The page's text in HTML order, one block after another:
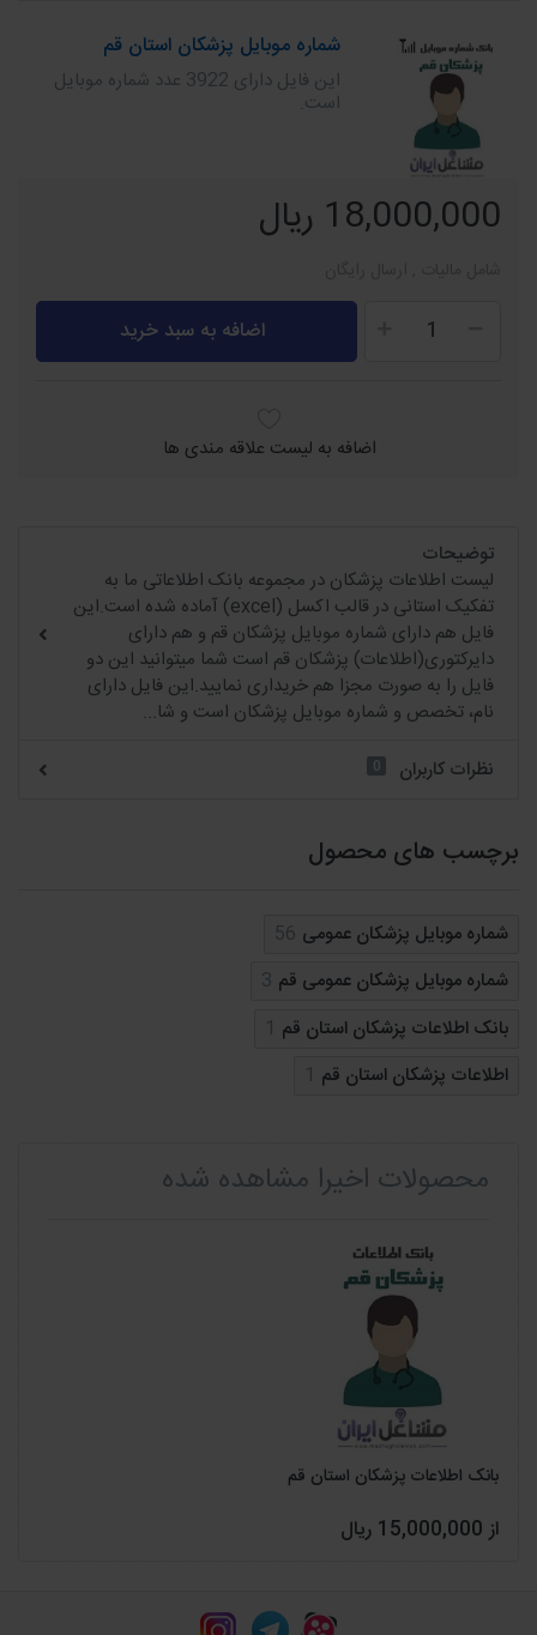
شماره موبایل پزشکان استان قم
این فایل دارای 3922 عدد شماره موبایل
است.
18,000,000 ریال
اضافه به سبد خرید
اضافه به لیست علاقه مندی ها
توضیحات
لیست اطلاعات پزشکان در مجموعه بانک اطلاعاتی ما به
تفکیک استانی در قالب اکسل (excel) آماده شده است.این
فایل هم دارای شماره موبایل پزشکان قم و هم دارای
دایرکتوری(اطلاعات) پزشکان قم است شما میتوانید این دو
فایل را به صورت مجزا هم خریداری نمایید.این فایل دارای
نام، تخصص و شماره موبایل پزشکان است و شا...
نظرات کاربران
0
برچسب های محصول
شماره موبایل پزشکان عمومی 56
شماره موبایل پزشکان عمومی قم 3
بانک اطلاعات پزشکان استان قم 1
اطلاعات پزشکان استان قم 1
محصولات اخیرا مشاهده شده
بانک اطلاعات پزشکان استان قم
از 15,000,000 ریال